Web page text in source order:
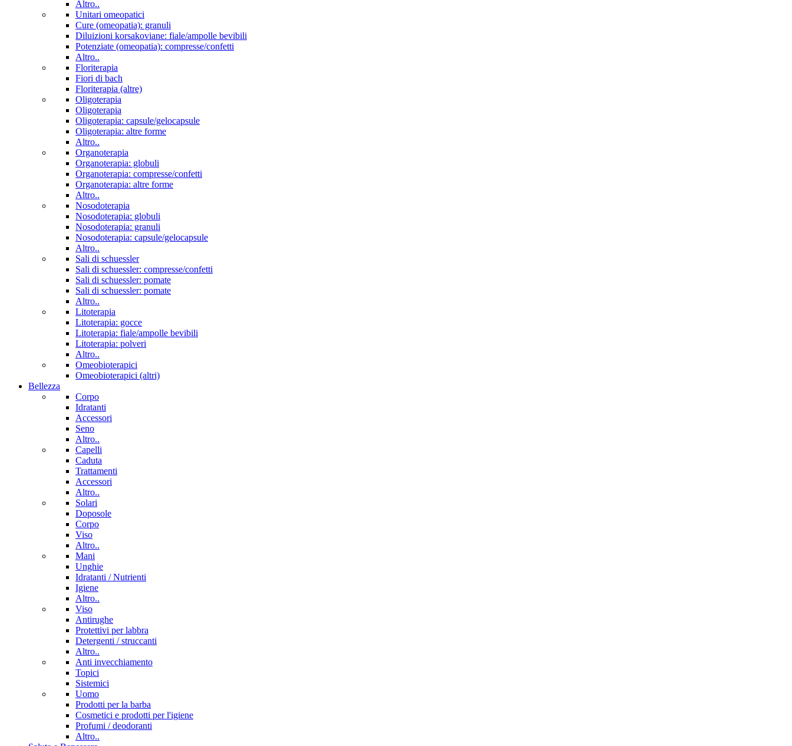
Altro..
Unitari omeopatici
Cure (omeopatia): granuli
Diluizioni korsakoviane: fiale/ampolle bevibili
Potenziate (omeopatia): compresse/confetti
Altro..
Floriterapia
Fiori di bach
Floriterapia (altre)
Oligoterapia
Oligoterapia
Oligoterapia: capsule/gelocapsule
Oligoterapia: altre forme
Altro..
Organoterapia
Organoterapia: globuli
Organoterapia: compresse/confetti
Organoterapia: altre forme
Altro..
Nosodoterapia
Nosodoterapia: globuli
Nosodoterapia: granuli
Nosodoterapia: capsule/gelocapsule
Altro..
Sali di schuessler
Sali di schuessler: compresse/confetti
Sali di schuessler: pomate
Sali di schuessler: pomate
Altro..
Litoterapia
Litoterapia: gocce
Litoterapia: fiale/ampolle bevibili
Litoterapia: polveri
Altro..
Omeobioterapici
Omeobioterapici (altri)
Bellezza
Corpo
Idratanti
Accessori
Seno
Altro..
Capelli
Caduta
Trattamenti
Accessori
Altro..
Solari
Doposole
Corpo
Viso
Altro..
Mani
Unghie
Idratanti / Nutrienti
Igiene
Altro..
Viso
Antirughe
Protettivi per labbra
Detergenti / struccanti
Altro..
Anti invecchiamento
Topici
Sistemici
Uomo
Prodotti per la barba
Cosmetici e prodotti per l'igiene
Profumi / deodoranti
Altro..